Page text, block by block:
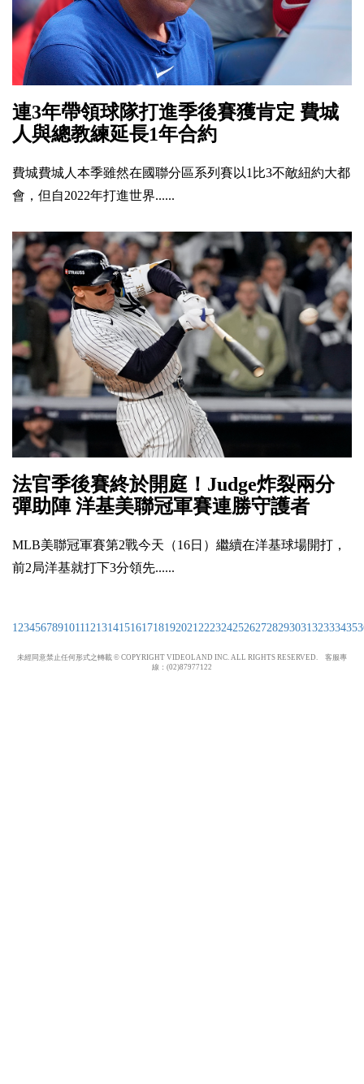
連3年帶領球隊打進季後賽獲肯定 費城
人與總教練延長1年合約
費城費城人本季雖然在國聯分區系列賽以1比3不敵紐約大都
會，但自2022年打進世界......
法官季後賽終於開庭！Judge炸裂兩分
彈助陣 洋基美聯冠軍賽連勝守護者
MLB美聯冠軍賽第2戰今天（16日）繼續在洋基球場開打，
前2局洋基就打下3分領先......
1234567891011121314151617181920212223242526272829303132333435
未經同意禁止任何形式之轉載 © COPYRIGHT VIDEOLAND INC. ALL RIGHTS RESERVED. 客服專
線：(02)87977122